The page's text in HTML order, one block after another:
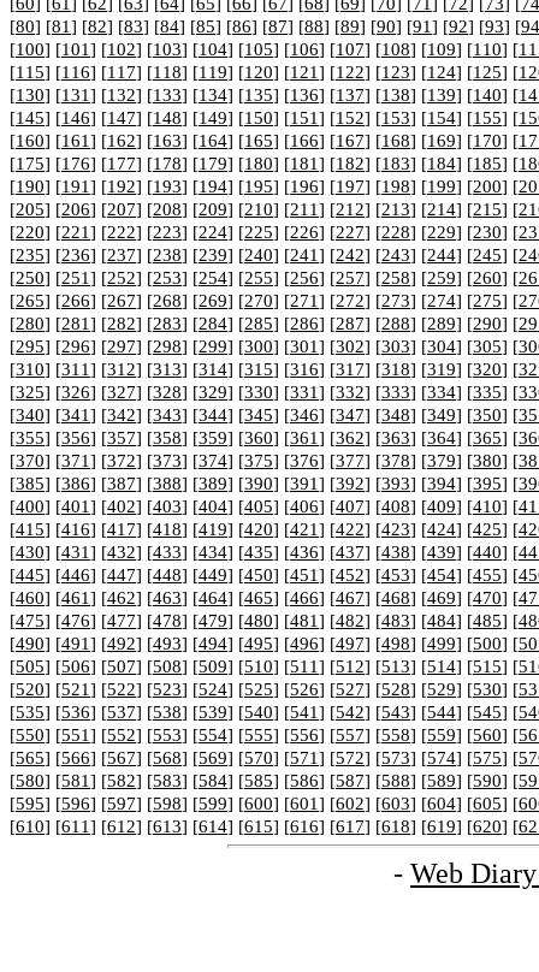
[80] [81] [82] [83] [84] [85] [86] [87] [88] [89] [90] [91] [92] [93] [94
[100] [101] [102] [103] [104] [105] [106] [107] [108] [109] [110] [
[115] [116] [117] [118] [119] [120] [121] [122] [123] [124] [125] [
[130] [131] [132] [133] [134] [135] [136] [137] [138] [139] [140] [
[145] [146] [147] [148] [149] [150] [151] [152] [153] [154] [155] [
[160] [161] [162] [163] [164] [165] [166] [167] [168] [169] [170] [
[175] [176] [177] [178] [179] [180] [181] [182] [183] [184] [185] [
[190] [191] [192] [193] [194] [195] [196] [197] [198] [199] [200] [
[205] [206] [207] [208] [209] [210] [211] [212] [213] [214] [215] [
[220] [221] [222] [223] [224] [225] [226] [227] [228] [229] [230] [
[235] [236] [237] [238] [239] [240] [241] [242] [243] [244] [245] [
[250] [251] [252] [253] [254] [255] [256] [257] [258] [259] [260] [
[265] [266] [267] [268] [269] [270] [271] [272] [273] [274] [275] [
[280] [281] [282] [283] [284] [285] [286] [287] [288] [289] [290] [
[295] [296] [297] [298] [299] [300] [301] [302] [303] [304] [305] [
[310] [311] [312] [313] [314] [315] [316] [317] [318] [319] [320] [
[325] [326] [327] [328] [329] [330] [331] [332] [333] [334] [335] [
[340] [341] [342] [343] [344] [345] [346] [347] [348] [349] [350] [
[355] [356] [357] [358] [359] [360] [361] [362] [363] [364] [365] [
[370] [371] [372] [373] [374] [375] [376] [377] [378] [379] [380] [
[385] [386] [387] [388] [389] [390] [391] [392] [393] [394] [395] [
[400] [401] [402] [403] [404] [405] [406] [407] [408] [409] [410] [
[415] [416] [417] [418] [419] [420] [421] [422] [423] [424] [425] [
[430] [431] [432] [433] [434] [435] [436] [437] [438] [439] [440] [
[445] [446] [447] [448] [449] [450] [451] [452] [453] [454] [455] [
[460] [461] [462] [463] [464] [465] [466] [467] [468] [469] [470] [
[475] [476] [477] [478] [479] [480] [481] [482] [483] [484] [485] [
[490] [491] [492] [493] [494] [495] [496] [497] [498] [499] [500] [
[505] [506] [507] [508] [509] [510] [511] [512] [513] [514] [515] [
[520] [521] [522] [523] [524] [525] [526] [527] [528] [529] [530] [
[535] [536] [537] [538] [539] [540] [541] [542] [543] [544] [545] [
[550] [551] [552] [553] [554] [555] [556] [557] [558] [559] [560] [
[565] [566] [567] [568] [569] [570] [571] [572] [573] [574] [575] [
[580] [581] [582] [583] [584] [585] [586] [587] [588] [589] [590] [
[595] [596] [597] [598] [599] [600] [601] [602] [603] [604] [605] [
[610] [611] [612] [613] [614] [615] [616] [617] [618] [619] [620] [
- Web